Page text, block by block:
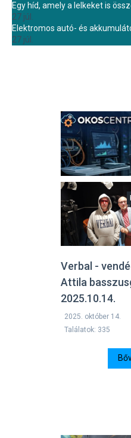
Egy híd, amely a lelkeket is
27 júl.
Elektromos autó- és
27 júl.
Verbal -
Attila
2025.10.14.
2025. október 14.
Találatok: 335